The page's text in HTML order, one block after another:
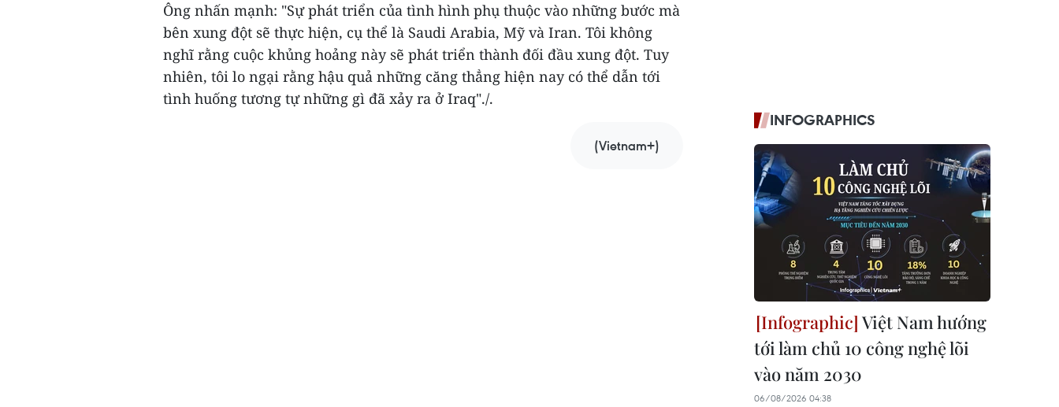
Ông nhấn mạnh: "Sự phát triển của tình hình phụ thuộc vào những bước mà
bên xung đột sẽ thực hiện, cụ thể là Saudi Arabia, Mỹ và Iran. Tôi không
nghĩ rằng cuộc khủng hoảng này sẽ phát triển thành đối đầu xung đột. Tuy
nhiên, tôi lo ngại rằng hậu quả những căng thẳng hiện nay có thể dẫn tới
tình huống tương tự những gì đã xảy ra ở Iraq"./.
(Vietnam+)
INFOGRAPHICS
Việt Nam hướng
tới làm chủ 10 công nghệ lõi
vào năm 2030
06/08/2026 04:38